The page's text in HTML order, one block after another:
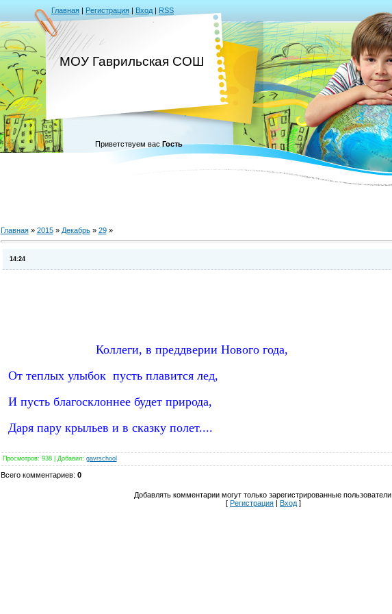
Главная | Регистрация | Вход | RSS
МОУ Гаврильская СОШ
Приветствуем вас Гость
Главная » 2015 » Декабрь » 29 »
14:24
Коллеги, в преддверии Нового года,
От теплых улыбок пусть плавится лед,
И пусть благосклоннее будет природа,
Даря пару крыльев и в сказку полет....
Просмотров: 938| Добавил: gavrschool
Всего комментариев: 0
Добавлять комментарии могут только зарегистрированные пользователи.
[ Регистрация | Вход ]